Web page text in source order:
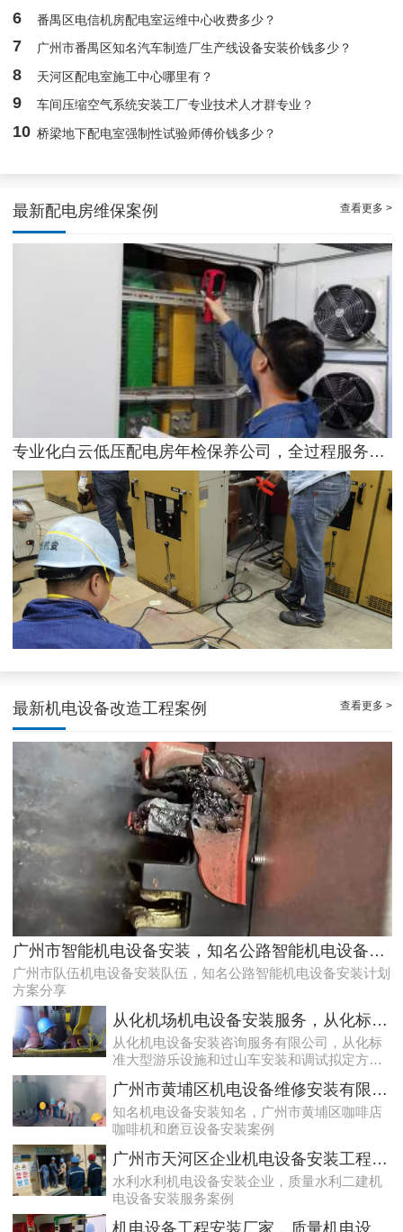
6 番禺区电信机房配电室运维中心收费多少？
7 广州市番禺区知名汽车制造厂生产线设备安装价钱多少？
8 天河区配电室施工中心哪里有？
9 车间压缩空气系统安装工厂专业技术人才群专业？
10 桥梁地下配电室强制性试验师傅价钱多少？
最新配电房维保案例 查看更多 >
天河配电房预防性试验运行维护案例
专业化白云低压配电房年检保养公司，全过程服务记录
白云配电房检查案例|合规合法
最新机电设备改造工程案例 查看更多 >
广州市智能机电设备安装，知名公路智能机电设备安装计划方案分享
广州市队伍机电设备安装队伍，知名公路智能机电设备安装计划
方案分享
从化机场机电设备安装服务，从化标准大型游乐设施和过山车安装和调试拟定方案分享
从化机电设备安装咨询服务有限公司，从化标
准大型游乐设施和过山车安装和调试拟定方案
广州市黄埔区机电设备维修安装有限公司，广州市黄埔区咖啡店咖啡机和磨豆设备安装案例
知名机电设备安装知名，广州市黄埔区咖啡店
咖啡机和磨豆设备安装案例
广州市天河区企业机电设备安装工程，质量水利二建机电设备安装服务案例
水利水利机电设备安装企业，质量水利二建机
电设备安装服务案例